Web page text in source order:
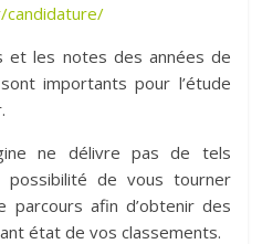
candidature/
et les notes des années de
importants pour l’étude
ne délivre pas de tels
possibilité de vous tourner
parcours afin d’obtenir des
état de vos classements.